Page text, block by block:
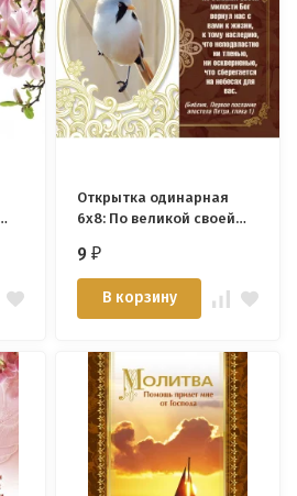
Открытка одинарная
6x8: По великой своей
9₽
В корзину